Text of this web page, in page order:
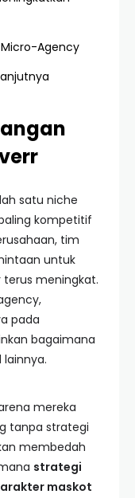
Micro-Agency
satu niche
kompetitif
tim
untuk
meningkat.
pada
bagaimana
mereka
tanpa strategi
membedah
strategi
maskot